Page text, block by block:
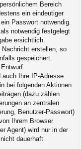
Bereich
ein eindeutiger
Passwort notwendig.
notwendig festgelegt
ersichtlich.
erstellen, so
gespeichert.
auch Ihre IP-Adresse
bei folgenden Aktionen
(dazu zählen
an zentralen
Benutzer-Passwort)
Ihrem Browser
Agent) wird nur in der
dauerhaft